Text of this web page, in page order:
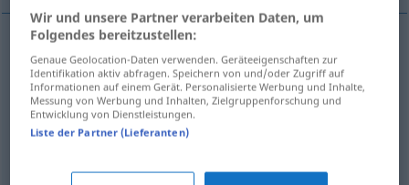
konfektioniert, Konfektions…, von derStange
ready-made clothesetc
Wir und unsere Partner verarbeiten Daten, um
Folgendes bereitzustellen:
Genaue Geolocation-Daten verwenden. Geräteeigenschaften zur
Identifikation aktiv abfragen. Speichern von und/oder Zugriff auf
Informationen auf einem Gerät. Personalisierte Werbung und Inhalte,
Messung von Werbung und Inhalten, Zielgruppenforschung und
Entwicklung von Dienstleistungen.
Liste der Partner (Lieferanten)